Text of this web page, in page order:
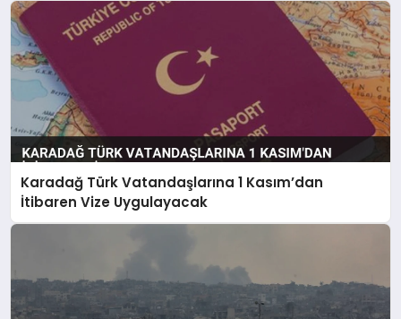
Karadağ Türk Vatandaşlarına 1 Kasım’dan
İtibaren Vize Uygulayacak